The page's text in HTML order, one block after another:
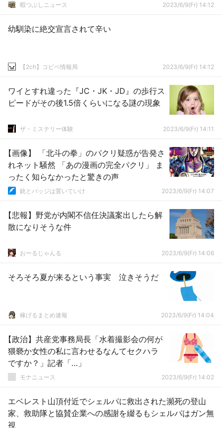
暇つぶしニュース 2023/6/9(Fr) 14:12
幼馴染に絶交宣言されて辛い
【2ch】コピペ情報局 2023/6/9(Fr) 14:12
ワイとすれ違った『JC・JK・JD』の歩行ス
ピードがその後1.5倍くらいになる謎の現象
ザ・ミステリー体験 2023/6/9(Fr) 14:11
【画像】 「北斗の拳」のパクリ疑惑が告発さ
れネット騒然 「あの漫画の完全パクリ」 ま
ったく知らなかったと驚きの声
銃とバッジは置いていけ 2023/6/9(Fr) 14:07
【悲報】野党が内閣不信任決議案出したら解
散になりそうな件
おーるじゃんる 2023/6/9(Fr) 14:06
そろそろ夏が来るという事実 泣きそうだ
稼げるまとめ速報 2023/6/9(Fr) 14:04
【政治】共産党事務局長「水着撮影会の何が
猥褻か女性の私に言わせるなんてセクハラ
ですか？」記者「…」
モナニュース 2023/6/9(Fr) 14:02
エベレスト山頂付近でシェルパに救出された瀕死の登山
家、救助隊と協賛企業への感謝を綴るもシェルパはガン無
視